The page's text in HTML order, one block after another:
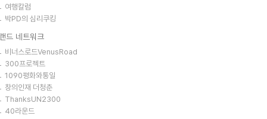
여행칼럼
박PD의 심리쿠킹
드 네트워크
비너스로드VenusRoad
300프로젝트
1090평화와통일
창의인재 더청춘
ThanksUN2300
40라운드